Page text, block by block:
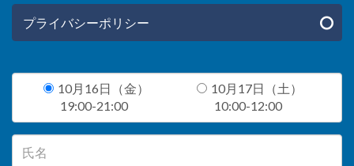
プライバシーポリシー
10月16日（金）
19:00-21:00
10月17日（土）
10:00-12:00